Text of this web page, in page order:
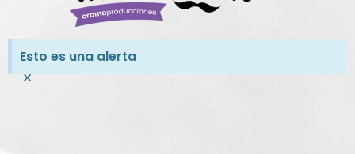
Esto es una alerta
×